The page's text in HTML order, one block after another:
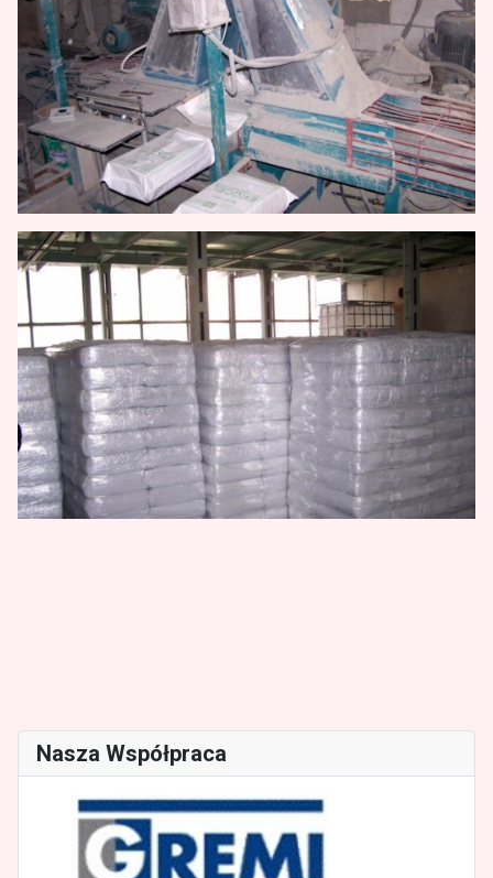
Nasza Współpraca